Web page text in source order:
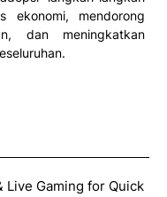
ekonomi, mendorong
dan meningkatkan
Live Gaming for Quick